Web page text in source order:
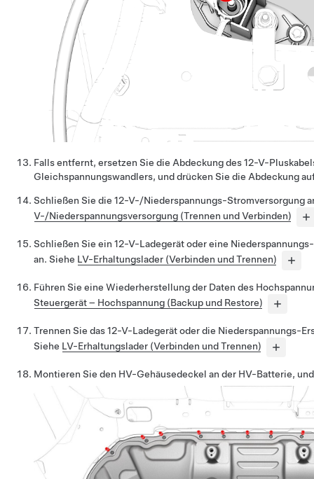
Falls entfernt, ersetzen Sie die Abdeckung des 12-V-
Gleichspannungswandlers, und drücken Sie die Abdeckung
Schließen Sie die 12-V-/Niederspannungs-Stromversorgung
V-/Niederspannungsversorgung (Trennen und Verbinden)
Schließen Sie ein 12-V-Ladegerät oder eine
an. Siehe LV-Erhaltungslader (Verbinden und Trennen)
Führen Sie eine Wiederherstellung der Daten des
Steuergerät – Hochspannung (Backup und Restore)
Trennen Sie das 12-V-Ladegerät oder die Niederspannungs-
Siehe LV-Erhaltungslader (Verbinden und Trennen)
Montieren Sie den HV-Gehäusedeckel an der HV-Batterie,